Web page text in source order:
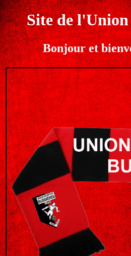
Site de l'Union
Bonjour et